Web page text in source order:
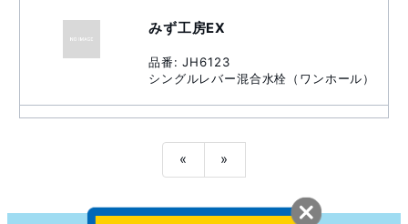
みず工房EX
品番: JH6123
シングルレバー混合水栓（ワンホール）
« »